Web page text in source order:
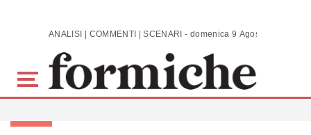
Skip to main content ANALISI | COMMENTI | SCENARI - domenica 9 Agosto 2026